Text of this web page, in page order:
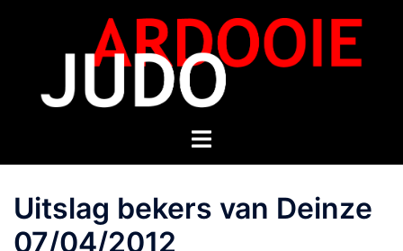
Uitslag bekers van Deinze
07/04/2012